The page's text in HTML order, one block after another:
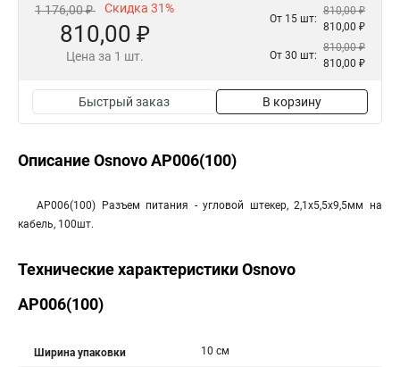
1 176,00 ₽ Скидка 31%
810,00 ₽
Цена за 1 шт.
От 15 шт:
810,00 ₽
810,00 ₽
От 30 шт:
810,00 ₽
810,00 ₽
Быстрый заказ В корзину
Описание Osnovo AP006(100)
AP006(100) Разъем питания - угловой штекер, 2,1x5,5x9,5мм на
кабель, 100шт.
Технические характеристики Osnovo
AP006(100)
Ширина упаковки 10 см